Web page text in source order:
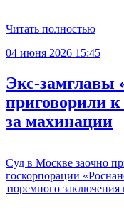
Читать полностью
04 июня 2026 15:45
Экс-замглавы
приговорили
за махинации
Суд в Москве заочно
госкорпорации
тюремного